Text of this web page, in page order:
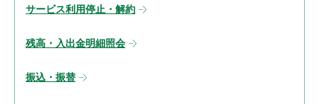
サービス利用停止・解約
残高・入出金明細照会
振込・振替